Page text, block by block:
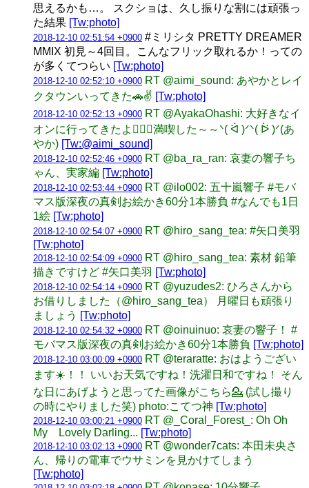
思えるかも…。 スクショは、久し振りな割には頑張っ
た結果 [Tw:photo]
2018-12-10 02:51:54 +0900 #ミリシタ PRETTY DREAMER
MMIX 初見～4回目。こんなフリック取れるか！っての
が多くてつらい [Tw:photo]
2018-12-10 02:52:10 +0900 RT @aimi_sound: あやかとレイ
クタウンいってきた🚗✌️ [Tw:photo]
2018-12-10 02:52:13 +0900 RT @AyakaOhashi: 大好きなイ
オンに行ってきたよ✌🏻💗満喫した～～ᐠ( ᐛ )ᐟᐠ( ᐖ )ᐟ(あ
やか) [Tw:@aimi_sound]
2018-12-10 02:52:46 +0900 RT @ba_ra_ran: 哀妻の響子ち
ゃん、実家編 [Tw:photo]
2018-12-10 02:53:44 +0900 RT @ilo002: 五十嵐響子 #モバ
マス版深夜の真剣お絵かき60分1本勝負 #なんでも1日
1絵 [Tw:photo]
2018-12-10 02:54:07 +0900 RT @hiro_sang_tea: #矢口美羽
[Tw:photo]
2018-12-10 02:54:09 +0900 RT @hiro_sang_tea: 素材 鉛筆
描きですけど #矢口美羽 [Tw:photo]
2018-12-10 02:54:14 +0900 RT @yuzudes2: ひろさんから
お借りしました（@hiro_sang_tea） 月曜日も頑張り
ましょう [Tw:photo]
2018-12-10 02:54:32 +0900 RT @oinuinuo: 哀妻の響子！ #
モバマス版深夜の真剣お絵かき60分1本勝負 [Tw:photo]
2018-12-10 03:00:09 +0900 RT @teraratte: おはようござい
ます☀️！！ いいお天気ですね！洗濯日和ですね！ そん
な日にあげようと思ってた画像がこちら💁 (試し撮り
の時にやりました笑) photo:こてつ神 [Tw:photo]
2018-12-10 03:00:21 +0900 RT @_Coral_Forest_: Oh Oh
My Lovely Darling... [Tw:photo]
2018-12-10 03:02:13 +0900 RT @wonder7cats: 本田未央さ
ん、帰りの電車でウサミンを見かけてしまう
[Tw:photo]